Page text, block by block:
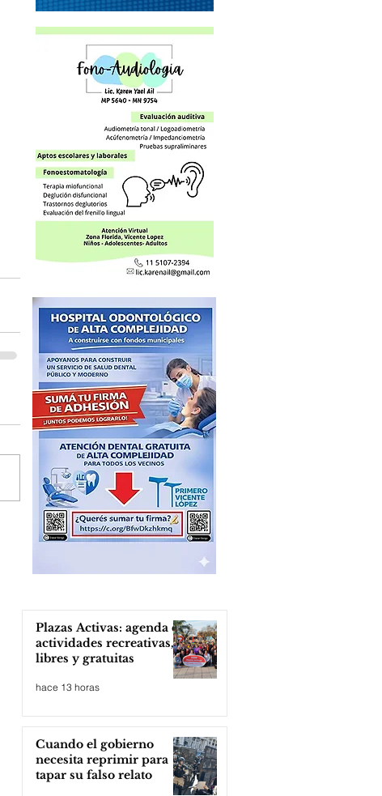
Plazas Activas: agenda de
actividades recreativas,
libres y gratuitas
hace 13 horas
Cuando el gobierno
necesita reprimir para
tapar su falso relato